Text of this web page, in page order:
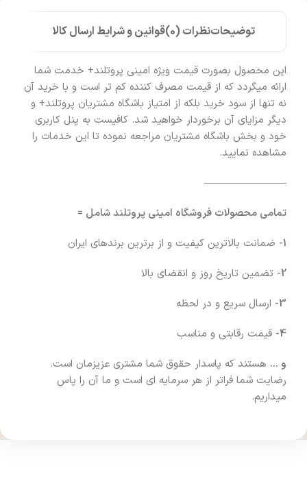
توضیحاتنظرات (0) قوانین و شرایط ارسال کالا
این محصول بصورت قیمت ویژه امینی پروتلند+ خدمت شما
ارائه میگردد که از قیمت مصرف کننده کم تر است و با خرید آن
نه تنها از سود خرید بلکه از امتیاز باشگاه مشتریان پروتلند+ و
دیگر مزایای آن برخوردار خواهید شد. کافیست به پنل کاربری
خود و بخش باشگاه مشتریان مراجعه نموده تا این خدمات را
مشاهده نمایید.
————————
تمامی محصولات فروشگاه امینی پروتلند شامل =
1- ضمانت بالاترین کیفیت و از برترین برندهای ایران
2- تضمین تاریخ روز و انقضای بالا
3- ارسال سریع و در لحظه
4- قیمت رقابتی و مناسب
و … هستند که پاسدار حقوق شما مشتری عزیزمان است.
رضایت شما فراتر از هر سرمایه ای است و ما آن را پاس
میداریم.